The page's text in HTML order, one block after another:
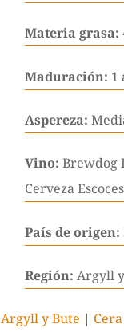
Materia grasa:
Maduración: 1
Aspereza:
Vino: Brewdog
Cerveza
País de origen:
Región: Argyll
Argyll y Bute |